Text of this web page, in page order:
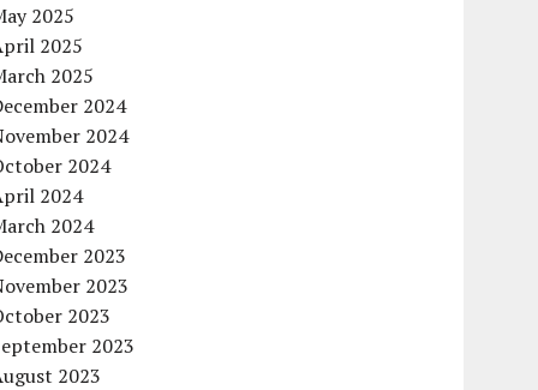
2025
2025
2025
2024
2024
2024
2024
2024
2023
2023
2023
2023
2023